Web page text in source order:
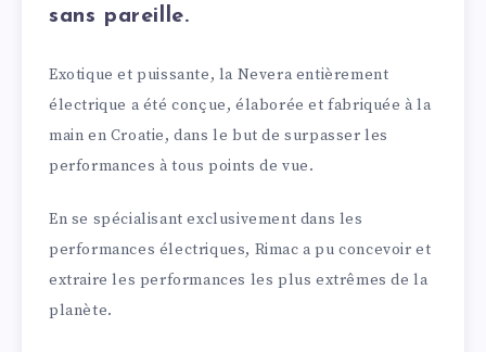
sans pareille.
Exotique et puissante, la Nevera entièrement
électrique a été conçue, élaborée et fabriquée à la
main en Croatie, dans le but de surpasser les
performances à tous points de vue.
En se spécialisant exclusivement dans les
performances électriques, Rimac a pu concevoir et
extraire les performances les plus extrêmes de la
planète.